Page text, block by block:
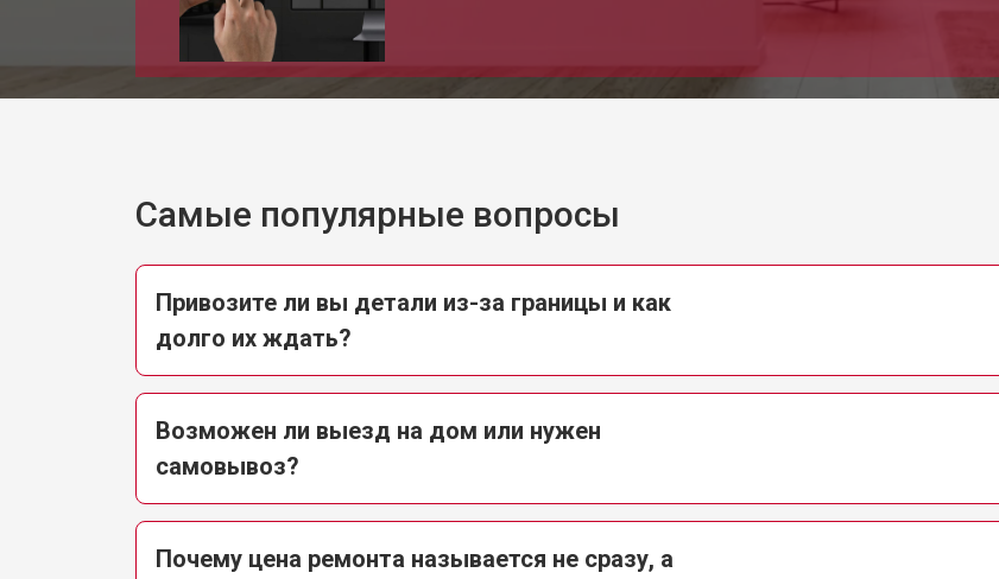
Самые популярные вопросы
Привозите ли вы детали из-за границы и как
долго их ждать?
Возможен ли выезд на дом или нужен
самовывоз?
Почему цена ремонта называется не сразу, а